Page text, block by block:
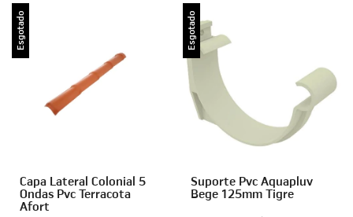
Esgotado
Capa Lateral Colonial 5
Ondas Pvc Terracota
Afort
Esgotado
Suporte Pvc Aquapluv
Bege 125mm Tigre